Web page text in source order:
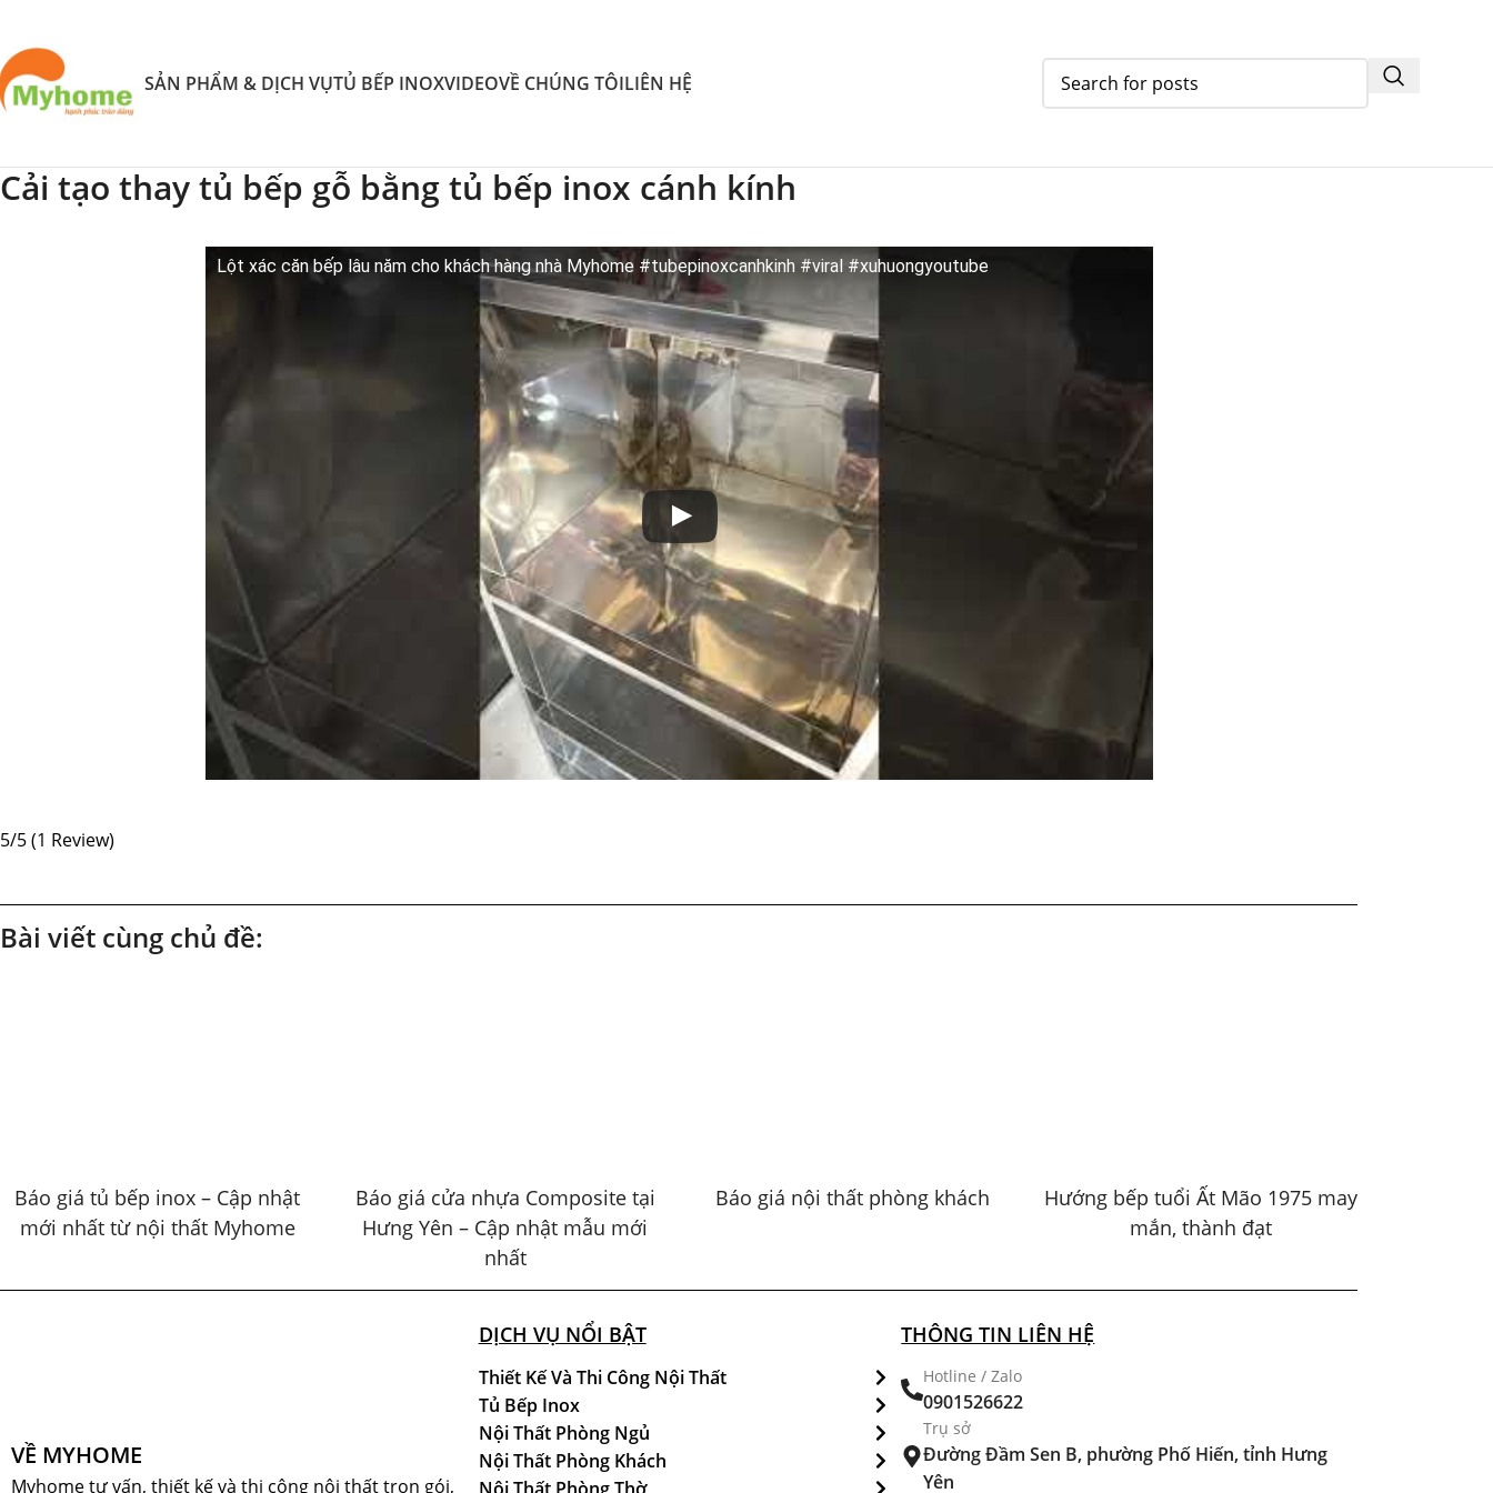
SẢN PHẨM & DỊCH VỤTỦ BẾP INOXVIDEOVỀ CHÚNG TÔILIÊN HỆ
Cải tạo thay tủ bếp gỗ bằng tủ bếp inox cánh kính
Lột xác căn bếp lâu năm cho khách hàng nhà Myhome #tubepinoxcanhkinh #viral #xuhuongyoutube
5/5(1 Review)
Bài viết cùng chủ đề:
Báo giá tủ bếp inox – Cập nhật
mới nhất từ nội thất Myhome
Báo giá cửa nhựa Composite tại
Hưng Yên – Cập nhật mẫu mới
nhất
Báo giá nội thất phòng khách
Hướng bếp tuổi Ất Mão 1975 may
mắn, thành đạt
VỀ MYHOME
Myhome tư vấn, thiết kế và thi công nội thất trọn gói,
DỊCH VỤ NỔI BẬT
Thiết Kế Và Thi Công Nội Thất
Tủ Bếp Inox
Nội Thất Phòng Ngủ
Nội Thất Phòng Khách
THÔNG TIN LIÊN HỆ
Hotline / Zalo
0901526622
Trụ sở
Đường Đầm Sen B, phường Phố Hiến, tỉnh Hưng
Yên